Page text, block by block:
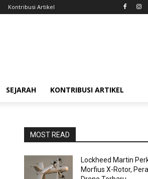
Kontribusi Artikel
SEJARAH KONTRIBUSI ARTIKEL
MOST READ
Lockheed Martin
Morfius X-Rotor,